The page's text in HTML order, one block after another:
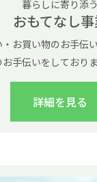
暮らしに寄り添う
おもてなし
お買い物のお手伝
手伝いをしておりま
詳細を見る